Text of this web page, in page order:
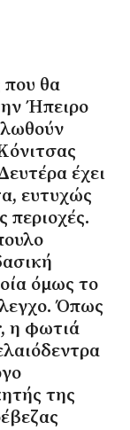
που θα
Ήπειρο
έχει
ευτυχώς
περιοχές.
όμως το
Όπως
η φωτιά
της